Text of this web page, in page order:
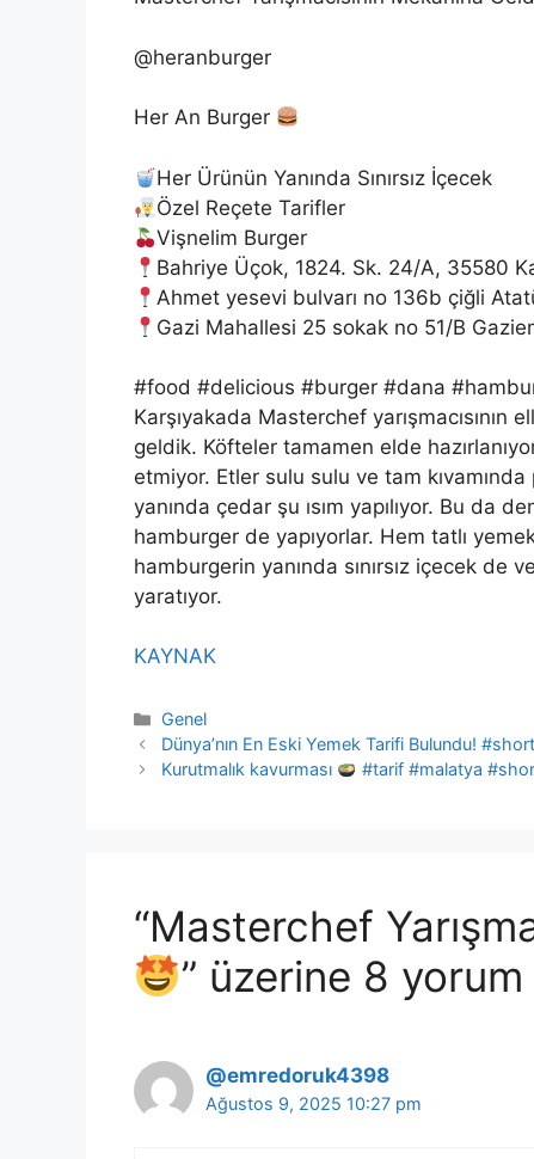
@heranburger
Her An Burger
Her Ürünün Yanında Sınırsız İçecek
Özel Reçete Tarifler
Vişnelim Burger
Bahriye Üçok, 1824. Sk. 24/A, 35580
Ahmet yesevi bulvarı no 136b çiğli
Gazi Mahallesi 25 sokak no 51/B
#food #delicious #burger #dana
Karşıyakada Masterchef yarışmacısının
geldik. Köfteler tamamen elde
etmiyor. Etler sulu sulu ve tam
yanında çedar şu ısım yapılıyor. Bu da
hamburger de yapıyorlar. Hem tatlı
hamburgerin yanında sınırsız içecek de
yaratıyor.
KAYNAK
Kategoriler
Genel
Dünya’nın En Eski Yemek Tarifi Bulundu!
Kurutmalık kavurması
#tarif #malatya
“Masterchef
” üzerine 8 yorum
@emredoruk4398
Ağustos 9, 2025 10:27 pm